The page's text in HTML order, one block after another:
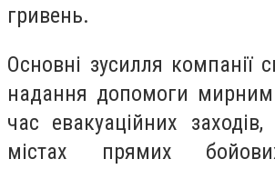
гривень.
Основні зусилля компанії
надання допомоги
час евакуаційних
містах прямих